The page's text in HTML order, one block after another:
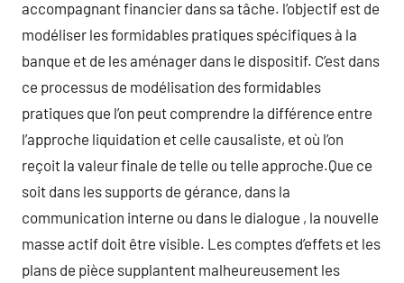
accompagnant financier dans sa tâche. l’objectif est de
modéliser les formidables pratiques spécifiques à la
banque et de les aménager dans le dispositif. C’est dans
ce processus de modélisation des formidables
pratiques que l’on peut comprendre la différence entre
l’approche liquidation et celle causaliste, et où l’on
reçoit la valeur finale de telle ou telle approche.Que ce
soit dans les supports de gérance, dans la
communication interne ou dans le dialogue , la nouvelle
masse actif doit être visible. Les comptes d’effets et les
plans de pièce supplantent malheureusement les